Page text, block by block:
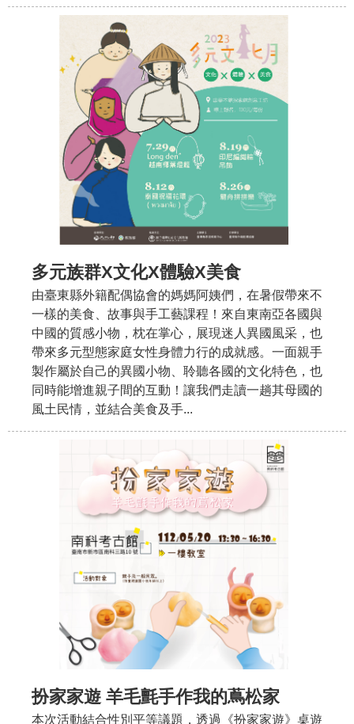
多元族群X文化X體驗X美食
由臺東縣外籍配偶協會的媽媽阿姨們，在暑假帶來不
一樣的美食、故事與手工藝課程！來自東南亞各國與
中國的質感小物，枕在掌心，展現迷人異國風采，也
帶來多元型態家庭女性身體力行的成就感。一面親手
製作屬於自己的異國小物、聆聽各國的文化特色，也
同時能增進親子間的互動！讓我們走讀一趟其母國的
風土民情，並結合美食及手...
扮家家遊 羊毛氈手作我的蔦松家
本次活動結合性別平等議題，透過《扮家家遊》桌遊